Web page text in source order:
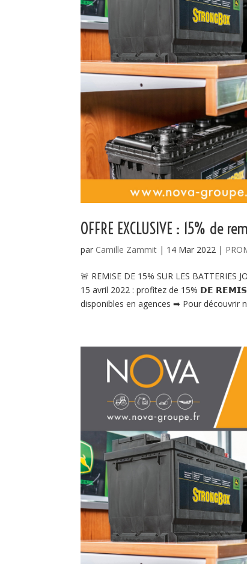
OFFRE EXCLUSIVE : 15% de
par Camille Zammit | 14 Mar 2022 |
🚨 REMISE DE 15% SUR LES
15 avril 2022 : profitez de 15% 𝗗𝗘
disponibles en agences ➡ Pour découvrir